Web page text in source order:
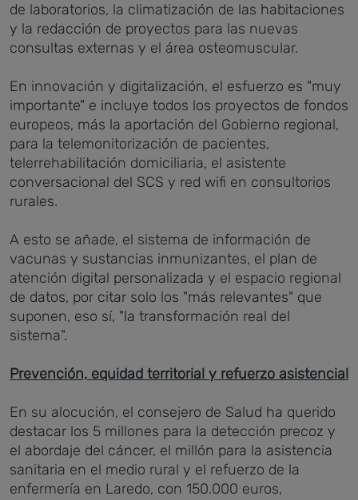
de laboratorios, la climatización de las habitaciones
y la redacción de proyectos para las nuevas
consultas externas y el área osteomuscular.
En innovación y digitalización, el esfuerzo es "muy
importante" e incluye todos los proyectos de fondos
europeos, más la aportación del Gobierno regional,
para la telemonitorización de pacientes,
telerrehabilitación domiciliaria, el asistente
conversacional del SCS y red wifi en consultorios
rurales.
A esto se añade, el sistema de información de
vacunas y sustancias inmunizantes, el plan de
atención digital personalizada y el espacio regional
de datos, por citar solo los "más relevantes" que
suponen, eso sí, "la transformación real del
sistema".
Prevención, equidad territorial y refuerzo asistencial
En su alocución, el consejero de Salud ha querido
destacar los 5 millones para la detección precoz y
el abordaje del cáncer, el millón para la asistencia
sanitaria en el medio rural y el refuerzo de la
enfermería en Laredo, con 150.000 euros,